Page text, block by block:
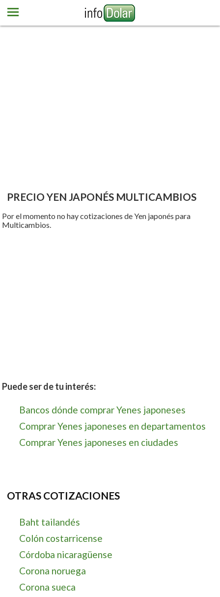
PRECIO YEN JAPONÉS MULTICAMBIOS
Por el momento no hay cotizaciones de Yen japonés para
Multicambios.
Puede ser de tu interés:
Bancos dónde comprar Yenes japoneses
Comprar Yenes japoneses en departamentos
Comprar Yenes japoneses en ciudades
OTRAS COTIZACIONES
Baht tailandés
Colón costarricense
Córdoba nicaragüense
Corona noruega
Corona sueca